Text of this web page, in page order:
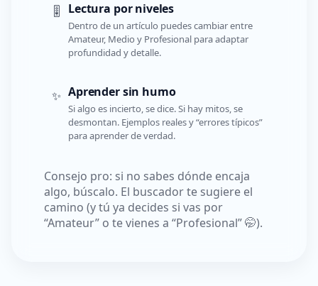
🎚️ Lectura por niveles
Dentro de un artículo puedes cambiar entre
Amateur, Medio y Profesional para adaptar
profundidad y detalle.
✨ Aprender sin humo
Si algo es incierto, se dice. Si hay mitos, se
desmontan. Ejemplos reales y “errores típicos”
para aprender de verdad.
Consejo pro: si no sabes dónde encaja
algo, búscalo. El buscador te sugiere el
camino (y tú ya decides si vas por
“Amateur” o te vienes a “Profesional” 🤭).